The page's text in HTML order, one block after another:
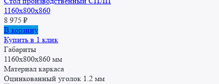
1160х800х860
8 975 ₽
В корзину
Купить в 1 клик
Габариты
1160x800x860 мм
Материал каркаса
Оцинкованный уголок 1.2 мм